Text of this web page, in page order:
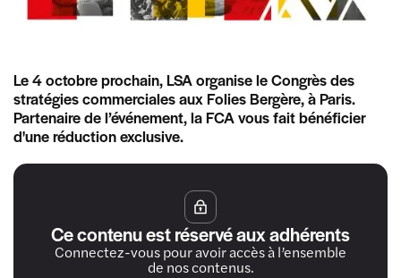
Le 4 octobre prochain, LSA organise le Congrès des
stratégies commerciales aux Folies Bergère, à Paris.
Partenaire de l’événement, la FCA vous fait bénéficier
d'une réduction exclusive.
Ce contenu est réservé aux adhérents
Connectez-vous pour avoir accès à l’ensemble
de nos contenus.